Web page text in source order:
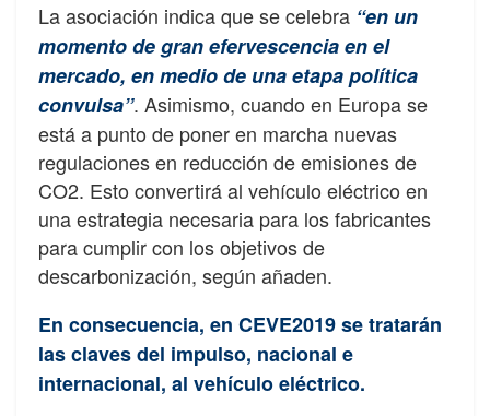
La asociación indica que se celebra “en un
momento de gran efervescencia en el
mercado, en medio de una etapa política
convulsa”. Asimismo, cuando en Europa se
está a punto de poner en marcha nuevas
regulaciones en reducción de emisiones de
CO2. Esto convertirá al vehículo eléctrico en
una estrategia necesaria para los fabricantes
para cumplir con los objetivos de
descarbonización, según añaden.
En consecuencia, en CEVE2019 se tratarán
las claves del impulso, nacional e
internacional, al vehículo eléctrico.